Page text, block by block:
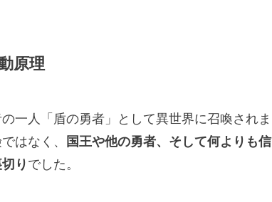
原理
一人「盾の勇者」として異世界に召喚されま
はなく、
国王や他の勇者、そして何よりも信
りでした。